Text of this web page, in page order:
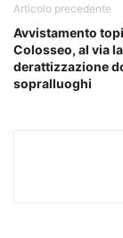
Articolo precedente
Avvistamento
Colosseo, al via la
derattizzazione
sopralluoghi